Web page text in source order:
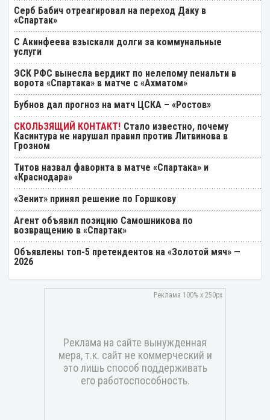
Серб Бабич отреагировал на переход Даку в
«Спартак»
С Акинфеева взыскали долги за коммунальные
услуги
ЭСК РФС вынесла вердикт по нелепому пенальти в
ворота «Спартака» в матче с «Ахматом»
Бубнов дал прогноз на матч ЦСКА – «Ростов»
Стало известно, почему
Касинтура не нарушал правил против Литвинова в
Грозном
Титов назвал фаворита в матче «Спартака» и
«Краснодара»
«Зенит» принял решение по Горшкову
Агент объявил позицию Самошникова по
возвращению в «Спартак»
Объявлены топ-5 претендентов на «Золотой мяч» —
2026